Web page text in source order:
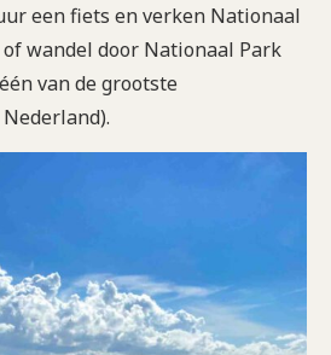
een fiets en verken Nationaal
of wandel door Nationaal Park
van de grootste